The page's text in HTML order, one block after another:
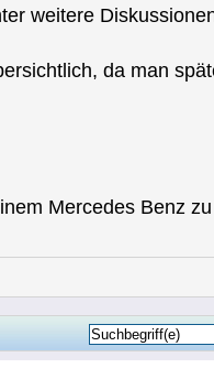
weitere
da man
Mercedes Benz